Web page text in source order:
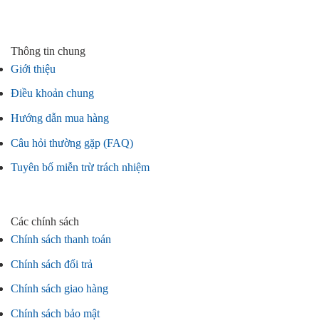
Thông tin chung
Giới thiệu
Điều khoản chung
Hướng dẫn mua hàng
Câu hỏi thường gặp (FAQ)
Tuyên bố miễn trừ trách nhiệm
Các chính sách
Chính sách thanh toán
Chính sách đổi trả
Chính sách giao hàng
Chính sách bảo mật